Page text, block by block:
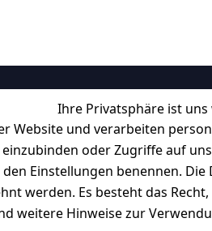
Ihre Privatsphäre ist
und verarbeiten
oder Zugriffe auf
Einstellungen benennen.
werden. Es besteht das
weitere Hinweise zur
Kontakt